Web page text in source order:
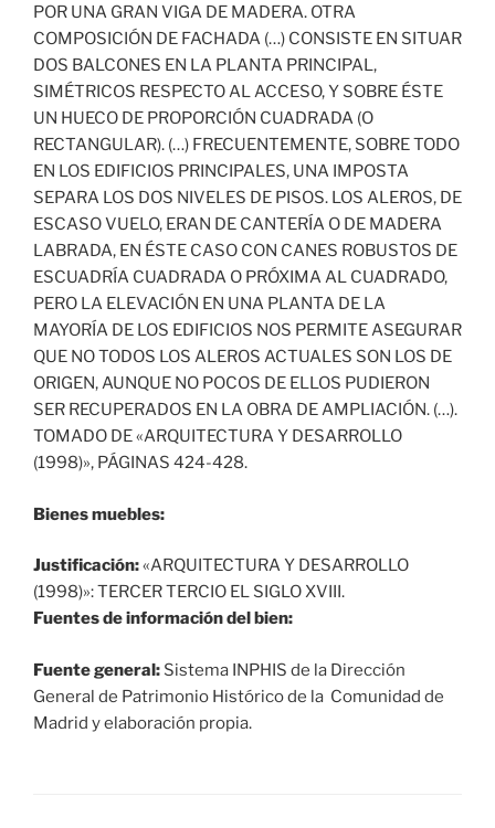
POR UNA GRAN VIGA DE MADERA. OTRA
COMPOSICIÓN DE FACHADA (…) CONSISTE EN SITUAR
DOS BALCONES EN LA PLANTA PRINCIPAL,
SIMÉTRICOS RESPECTO AL ACCESO, Y SOBRE ÉSTE
UN HUECO DE PROPORCIÓN CUADRADA (O
RECTANGULAR). (…) FRECUENTEMENTE, SOBRE TODO
EN LOS EDIFICIOS PRINCIPALES, UNA IMPOSTA
SEPARA LOS DOS NIVELES DE PISOS. LOS ALEROS, DE
ESCASO VUELO, ERAN DE CANTERÍA O DE MADERA
LABRADA, EN ÉSTE CASO CON CANES ROBUSTOS DE
ESCUADRÍA CUADRADA O PRÓXIMA AL CUADRADO,
PERO LA ELEVACIÓN EN UNA PLANTA DE LA
MAYORÍA DE LOS EDIFICIOS NOS PERMITE ASEGURAR
QUE NO TODOS LOS ALEROS ACTUALES SON LOS DE
ORIGEN, AUNQUE NO POCOS DE ELLOS PUDIERON
SER RECUPERADOS EN LA OBRA DE AMPLIACIÓN. (…).
TOMADO DE «ARQUITECTURA Y DESARROLLO
(1998)», PÁGINAS 424-428.
Bienes muebles:
Justificación:«ARQUITECTURA Y DESARROLLO
(1998)»: TERCER TERCIO EL SIGLO XVIII.
Fuentes de información del bien:
Fuente general: Sistema INPHIS de la Dirección
General de Patrimonio Histórico de la Comunidad de
Madrid y elaboración propia.